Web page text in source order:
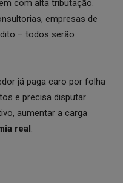
com alta tributação.
empresas de
– todos serão
já paga caro por folha
e precisa disputar
aumentar a carga
real.